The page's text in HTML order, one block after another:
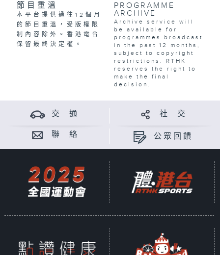
節目重溫
本平台提供過往12個月
的節目重溫，受版權限
制內容除外。香港電台
保留最終決定權。
PROGRAMME
ARCHIVE
Archive service will
be available for
programmes broadcast
in the past 12 months,
subject to copyright
restrictions. RTHK
reserves the right to
make the final
decision.
交 通 社 交
聯 絡 公眾回饋